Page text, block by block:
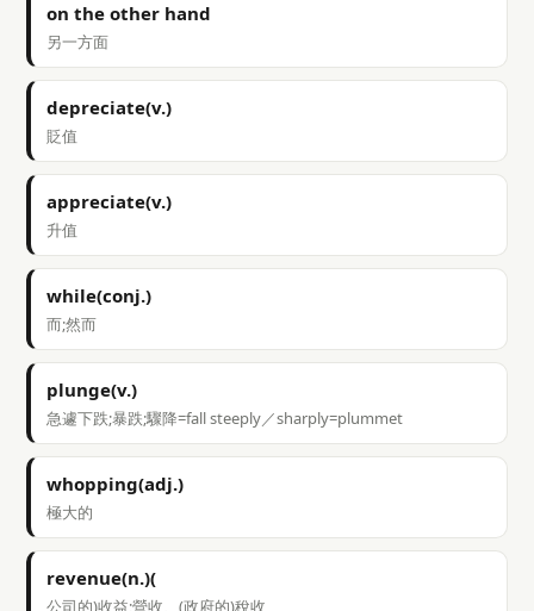
on the other hand
另一方面
depreciate(v.)
貶值
appreciate(v.)
升值
while(conj.)
而;然而
plunge(v.)
急遽下跌;暴跌;驟降=fall steeply／sharply=plummet
whopping(adj.)
極大的
revenue(n.)(
公司的)收益;營收、(政府的)稅收